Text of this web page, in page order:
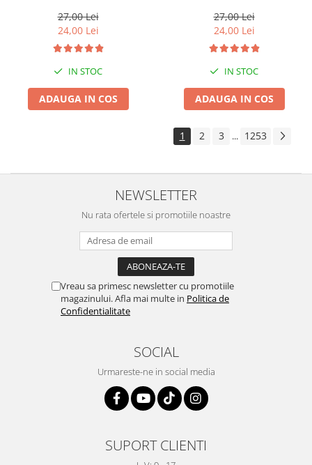
27,00 Lei
24,00 Lei
IN STOC
ADAUGA IN COS
27,00 Lei
24,00 Lei
IN STOC
ADAUGA IN COS
1 2 3 ... 1253
NEWSLETTER
Nu rata ofertele si promotiile noastre
Vreau sa primesc newsletter cu promotiile
magazinului. Afla mai multe in Politica de
Confidentialitate
SOCIAL
Urmareste-ne in social media
SUPORT CLIENTI